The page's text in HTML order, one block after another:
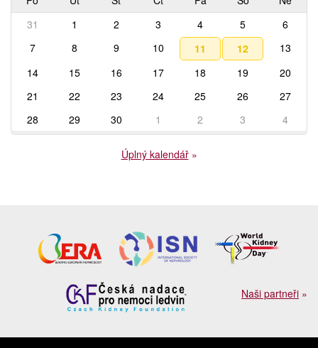
31
1 2 3 4 5
6
7
8 9 10 11 12
13
14
15 16 17 18 19
20
21
22 23 24 25 26
27
28
29 30 1 2 3 4
Úplný kalendář»
Naši partneři »